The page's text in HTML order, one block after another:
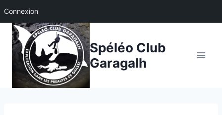
Connexion
Aller
contenu
Spéléo Club
Garagalh